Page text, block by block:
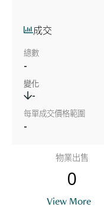
成交
總數
-
變化
-
每單成交價格範圍
-
物業出售
0
View More